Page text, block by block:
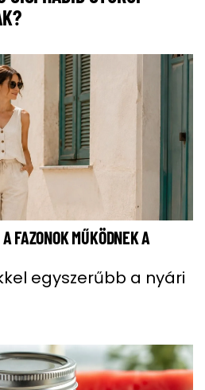
FAZONOK MŰKÖDNEK A
egyszerűbb a nyári